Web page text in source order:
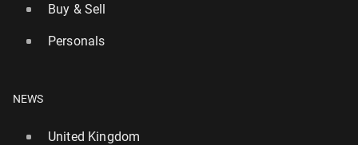
Buy & Sell
Personals
NEWS
United Kingdom